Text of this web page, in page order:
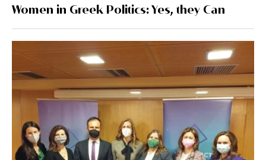
Women in Greek Politics: Yes, they Can